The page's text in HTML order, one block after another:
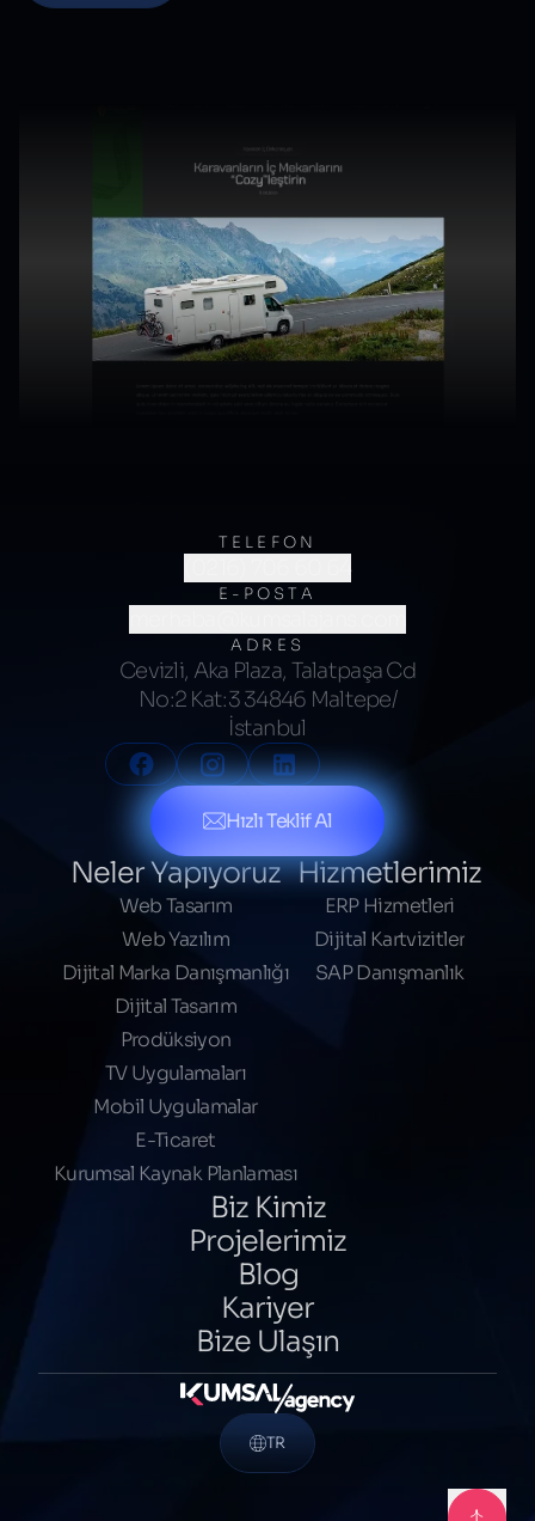
TELEFON
(0216) 706 60 64
E-POSTA
ADRES
Cevizli, Aka Plaza, Talatpaşa Cd
No:2 Kat:3 34846 Maltepe/
İstanbul
Hızlı Teklif Al
Neler Yapıyoruz
Web Tasarım
Web Yazılım
Dijital Marka Danışmanlığı
Dijital Tasarım
Prodüksiyon
TV Uygulamaları
Mobil Uygulamalar
E-Ticaret
Kurumsal Kaynak Planlaması
Hizmetlerimiz
ERP Hizmetleri
Dijital Kartvizitler
SAP Danışmanlık
Biz Kimiz
Projelerimiz
Blog
Kariyer
Bize Ulaşın
TR